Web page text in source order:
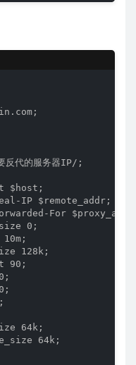
代的服务器IP/;
$host;
IP $remote_addr;
For
0;
10m;
128k;
90;
64k;
64k;